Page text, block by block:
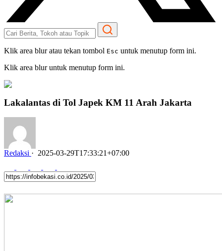
Klik area blur atau tekan tombol Esc untuk menutup form ini.
Klik area blur untuk menutup form ini.
Lakalantas di Tol Japek KM 11 Arah Jakarta
Redaksi · 2025-03-29T17:33:21+07:00